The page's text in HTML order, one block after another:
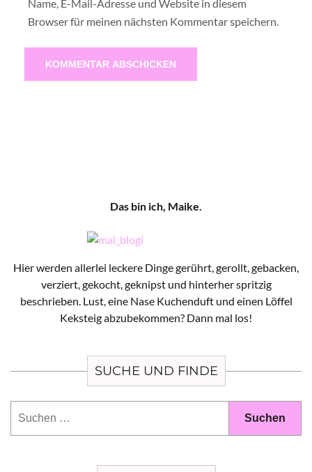
Name, E-Mail-Adresse und Website in diesem
Browser für meinen nächsten Kommentar speichern.
Das bin ich, Maike.
Hier werden allerlei leckere Dinge gerührt, gerollt, gebacken,
verziert, gekocht, geknipst und hinterher spritzig
beschrieben. Lust, eine Nase Kuchenduft und einen Löffel
Keksteig abzubekommen? Dann mal los!
SUCHE UND FINDE